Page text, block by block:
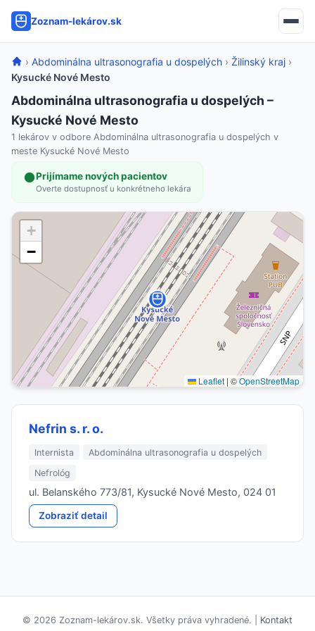
Zoznam-lekárov.sk
› Abdominálna ultrasonografia u dospelých › Žilinský kraj ›
Kysucké Nové Mesto
Abdominálna ultrasonografia u dospelých –
Kysucké Nové Mesto
1 lekárov v odbore Abdominálna ultrasonografia u dospelých v
meste Kysucké Nové Mesto
Prijímame nových pacientov
Overte dostupnosť u konkrétneho lekára
+
−
Leaflet | ©OpenStreetMap
Nefrin s. r. o.
Internista
Abdominálna ultrasonografia u dospelých
Nefrológ
ul. Belanského 773/81, Kysucké Nové Mesto, 024 01
Zobraziť detail
© 2026 Zoznam-lekárov.sk. Všetky práva vyhradené. | Kontakt